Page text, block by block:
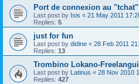
Port de connexion au "tchat"
Last post by Isis « 21 May 2011
Replies: 5
just for fun
Last post by didine « 28 Feb 2011
Replies: 13
Trombino Lokano-
Last post by Latinus « 28 Nov 2010
Replies: 427